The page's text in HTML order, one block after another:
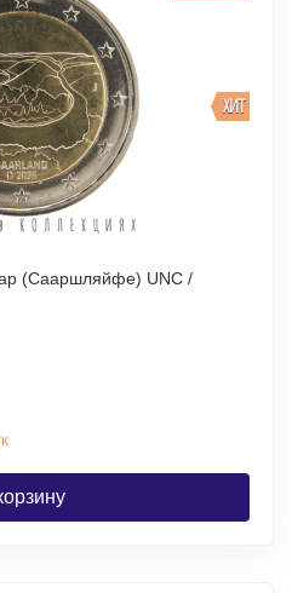
ХИТ
(Сааршляйфе) UNC /